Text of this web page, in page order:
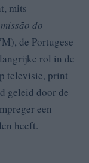
mits
do
de Portugese
rol in de
televisie, print
geleid door de
een
heeft.